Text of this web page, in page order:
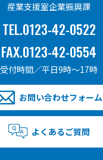
産業支援室企業振興課
TEL.0123-42-0522
FAX.0123-42-0554
受付時間／平日9時〜17時
お問い合わせフォーム
よくあるご質問